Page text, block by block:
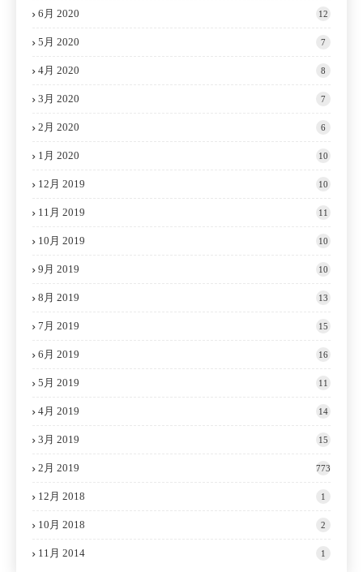
6月 2020 12
5月 2020 7
4月 2020 8
3月 2020 7
2月 2020 6
1月 2020 10
12月 2019 10
11月 2019 11
10月 2019 10
9月 2019 10
8月 2019 13
7月 2019 15
6月 2019 16
5月 2019 11
4月 2019 14
3月 2019 15
2月 2019 773
12月 2018 1
10月 2018 2
11月 2014 1